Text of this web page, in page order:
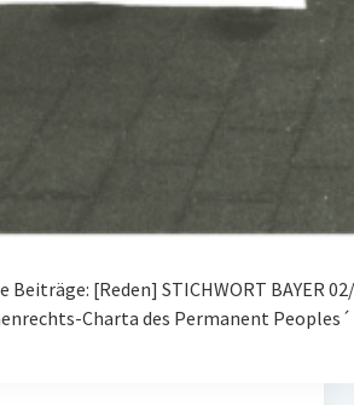
Beiträge: [Reden] STICHWORT BAYER
Charta des Permanent